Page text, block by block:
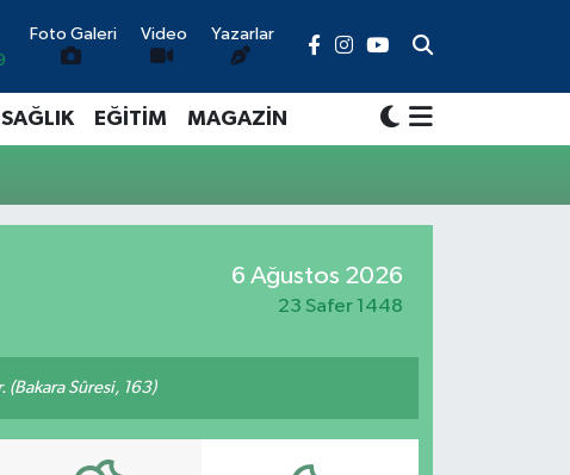
Foto Galeri Video Yazarlar
SAĞLIK EĞİTİM MAGAZİN
6 Ağustos 2026
23 Safer 1448
(Bakara Sûresi, 163)